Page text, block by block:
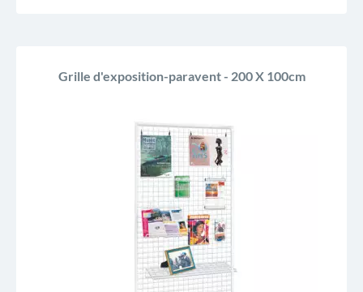
Grille d'exposition-paravent - 200 X 100cm